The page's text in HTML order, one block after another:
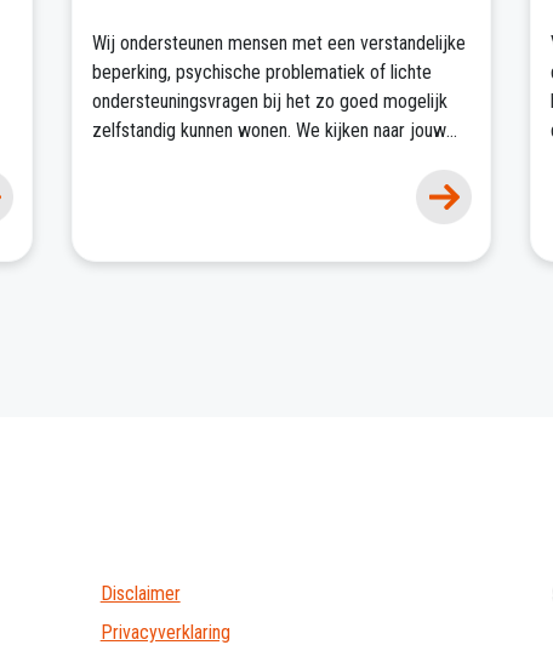
Wij ondersteunen mensen met een verstandelijke
beperking, psychische problematiek of lichte
ondersteuningsvragen bij het zo goed mogelijk
zelfstandig kunnen wonen. We kijken naar jouw
waarbij wij denken dat jij ondersteuning nodig
Disclaimer
Privacyverklaring